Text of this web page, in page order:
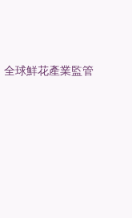
球鮮花產業監管